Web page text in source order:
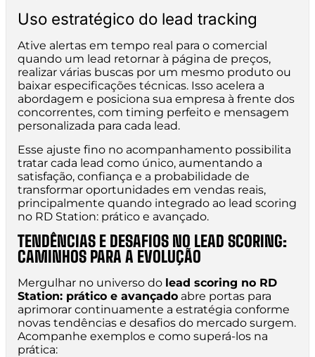
Uso estratégico do lead tracking
Ative alertas em tempo real para o comercial
quando um lead retornar à página de preços,
realizar várias buscas por um mesmo produto ou
baixar especificações técnicas. Isso acelera a
abordagem e posiciona sua empresa à frente dos
concorrentes, com timing perfeito e mensagem
personalizada para cada lead.
Esse ajuste fino no acompanhamento possibilita
tratar cada lead como único, aumentando a
satisfação, confiança e a probabilidade de
transformar oportunidades em vendas reais,
principalmente quando integrado ao lead scoring
no RD Station: prático e avançado.
TENDÊNCIAS E DESAFIOS NO LEAD SCORING:
CAMINHOS PARA A EVOLUÇÃO
Mergulhar no universo do lead scoring no RD
Station: prático e avançado abre portas para
aprimorar continuamente a estratégia conforme
novas tendências e desafios do mercado surgem.
Acompanhe exemplos e como superá-los na
prática: